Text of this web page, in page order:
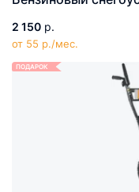
2 150 р.
от 55 р./мес.
ПОДАРОК